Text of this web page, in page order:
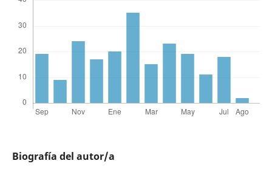
Biografía del autor/a